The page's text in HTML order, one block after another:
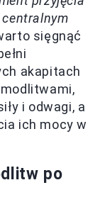
centralnym
sięgnąć
akapitach
i odwagi, a
ich mocy w
po